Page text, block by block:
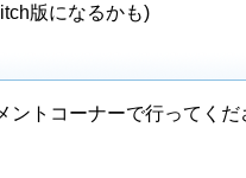
版になるかも)
トコーナーで行ってく